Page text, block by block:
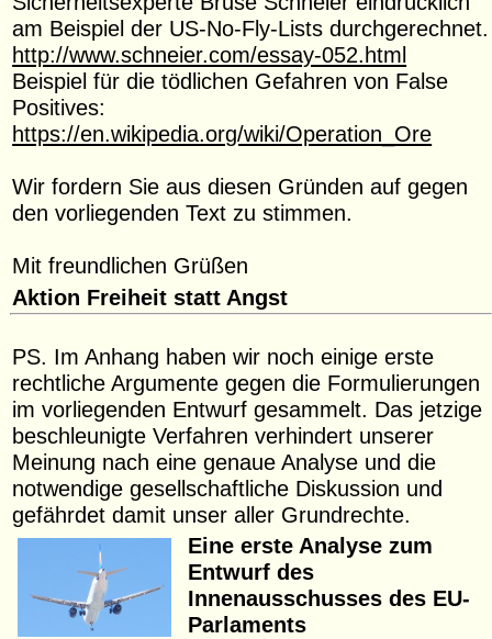
am Beispiel der US-No-Fly-Lists durchgerechnet.
http://www.schneier.com/essay-052.html
Beispiel für die tödlichen Gefahren von False
Positives:
https://en.wikipedia.org/wiki/Operation_Ore
Wir fordern Sie aus diesen Gründen auf gegen
den vorliegenden Text zu stimmen.
Mit freundlichen Grüßen
Aktion Freiheit statt Angst
PS. Im Anhang haben wir noch einige erste
rechtliche Argumente gegen die Formulierungen
im vorliegenden Entwurf gesammelt. Das jetzige
beschleunigte Verfahren verhindert unserer
Meinung nach eine genaue Analyse und die
notwendige gesellschaftliche Diskussion und
gefährdet damit unser aller Grundrechte.
Eine erste Analyse zum
Entwurf des
Innenausschusses des EU-
Parlaments